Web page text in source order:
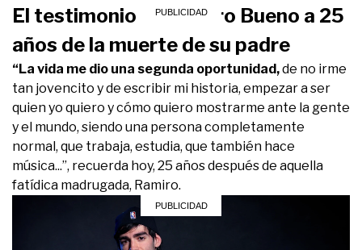
El testimonio de Ramiro Bueno a 25
años de la muerte de su padre
“La vida me dio una segunda oportunidad,de no irme
tan jovencito y de escribir mi historia, empezar a ser
quien yo quiero y cómo quiero mostrarme ante la gente
y el mundo, siendo una persona completamente
normal, que trabaja, estudia, que también hace
música...”, recuerda hoy, 25 años después de aquella
fatídica madrugada, Ramiro.